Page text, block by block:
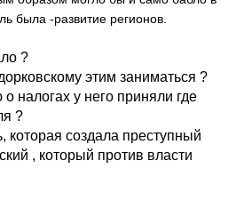
была -развитие регионов.
?
этим заниматься ?
налогах у него приняли где
?
которая создала преступный
, который против власти